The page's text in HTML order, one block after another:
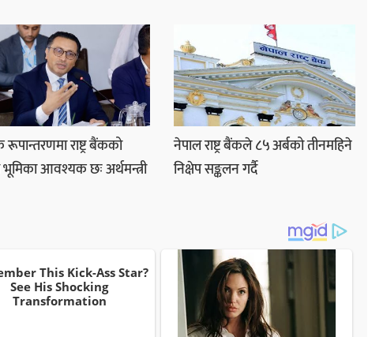
राष्ट्र बैंकको
आवश्यक छः अर्थमन्त्री
नेपाल राष्ट्र बैंकले ८५ अर्बको तीनमहिने
निक्षेप सङ्कलन गर्दै